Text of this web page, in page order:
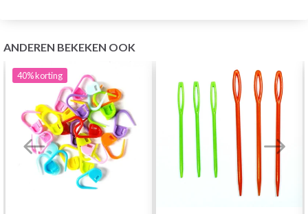
ANDEREN BEKEKEN OOK
40%korting